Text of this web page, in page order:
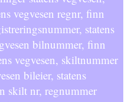
vegvesen regnr, finn
statens
bilnummer, finn
vegvesen, skiltnummer
bileier, statens
skilt nr, regnummer